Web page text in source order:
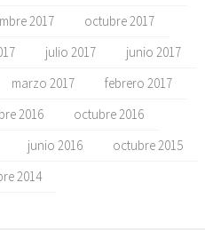
2017
octubre 2017
julio 2017
junio 2017
marzo 2017
febrero 2017
2016
octubre 2016
junio 2016
octubre 2015
2014